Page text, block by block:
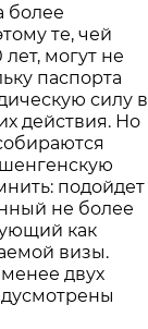
более
те, чей
могут не
паспорта
силу в
действия. Но
подойдет
не более
как
визы.
двух